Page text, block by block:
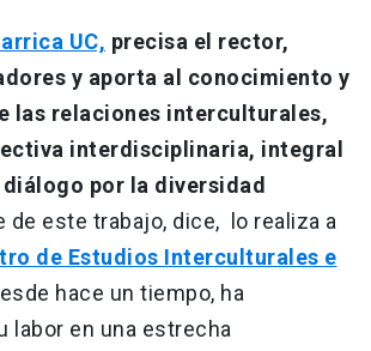
UC, precisa el rector,
y aporta al conocimiento y
las relaciones interculturales,
interdisciplinaria, integral
por la diversidad
de este trabajo, dice, lo realiza a
de Estudios Interculturales e
hace un tiempo, ha
labor en una estrecha